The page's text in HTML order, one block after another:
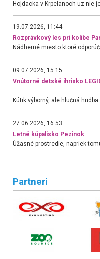
19.07.2026, 11:44
Rozprávkový les pri kolibe
09.07.2026, 15:15
Vnútorné detské ihrisko
27.06.2026, 16:53
Letné kúpalisko Pezinok
Partneri